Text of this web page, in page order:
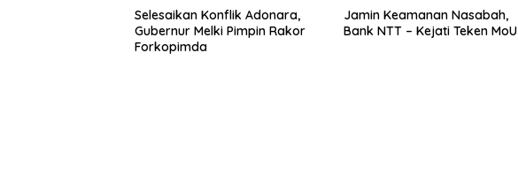
Selesaikan Konflik Adonara,
Gubernur Melki Pimpin Rakor
Forkopimda
Jamin Keamanan Nasabah,
Bank NTT – Kejati Teken MoU